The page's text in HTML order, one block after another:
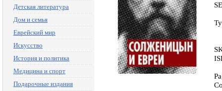
Детская литература
Дом и семья
Еврейский мир
Искусство
История и политика
Медицина и спорт
Подарочные издания